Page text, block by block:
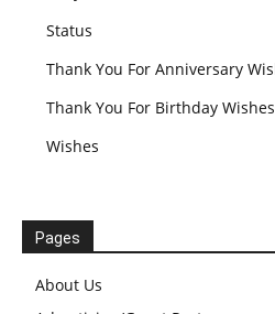
Status
Thank You For Anniversary
Thank You For Birthday Wishes
Wishes
Pages
About Us